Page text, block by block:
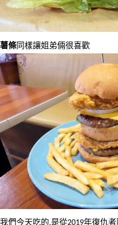
薯條 同樣讓姐弟倆很喜歡
我們今天吃的,是從2019年復仇